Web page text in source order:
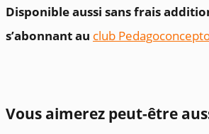
Disponible aussi sans frais
s’abonnant au club
Vous aimerez peut-être